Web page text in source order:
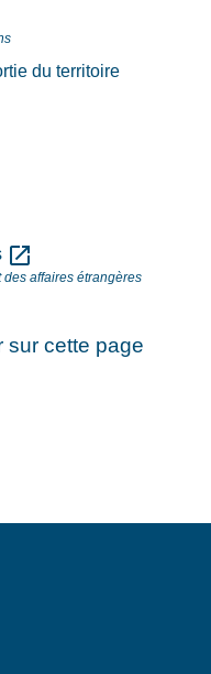
du territoire
open_in_new
affaires étrangères
sur cette page